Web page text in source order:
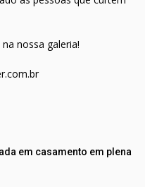
nossa galeria!
em casamento em plena